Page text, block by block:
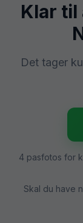
Klar til
Det tager
4 pasfotos for
Skal du have